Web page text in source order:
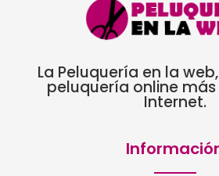
La Peluquería en la
peluquería online
Internet.